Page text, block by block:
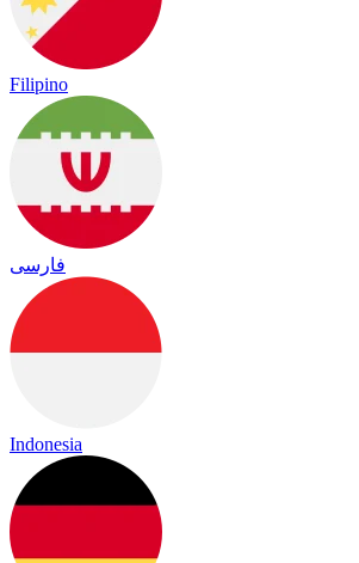
Filipino
فارسی
Indonesia